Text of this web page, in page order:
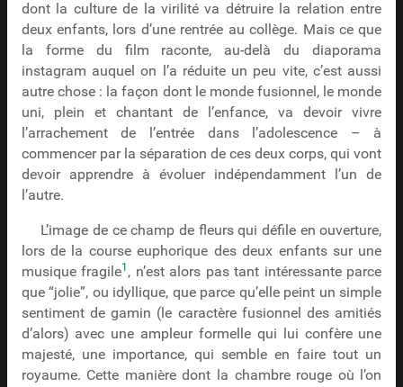
dont la culture de la virilité va détruire la relation entre
deux enfants, lors d’une rentrée au collège. Mais ce que
la forme du film raconte, au-delà du diaporama
instagram auquel on l’a réduite un peu vite, c’est aussi
autre chose : la façon dont le monde fusionnel, le monde
uni, plein et chantant de l’enfance, va devoir vivre
l’arrachement de l’entrée dans l’adolescence – à
commencer par la séparation de ces deux corps, qui vont
devoir apprendre à évoluer indépendamment l’un de
l’autre.
L’image de ce champ de fleurs qui défile en ouverture,
lors de la course euphorique des deux enfants sur une
musique fragile1 , n’est alors pas tant intéressante parce
que “jolie”, ou idyllique, que parce qu’elle peint un simple
sentiment de gamin (le caractère fusionnel des amitiés
d’alors) avec une ampleur formelle qui lui confère une
majesté, une importance, qui semble en faire tout un
royaume. Cette manière dont la chambre rouge où l’on